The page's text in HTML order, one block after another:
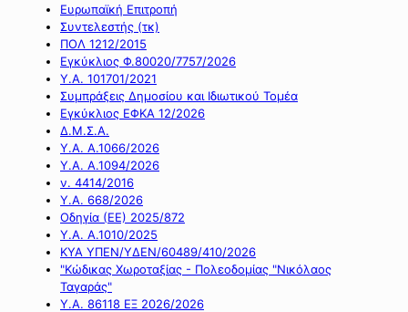
Ευρωπαϊκή Επιτροπή
Συντελεστής (τκ)
ΠΟΛ 1212/2015
Εγκύκλιος Φ.80020/7757/2026
Υ.Α. 101701/2021
Συμπράξεις Δημοσίου και Ιδιωτικού Τομέα
Εγκύκλιος ΕΦΚΑ 12/2026
Δ.Μ.Σ.Α.
Υ.Α. Α.1066/2026
Υ.Α. Α.1094/2026
ν. 4414/2016
Y.A. 668/2026
Οδηγία (ΕΕ) 2025/872
Υ.Α. Α.1010/2025
ΚΥΑ ΥΠΕΝ/ΥΔΕΝ/60489/410/2026
"Κώδικας Χωροταξίας - Πολεοδομίας "Νικόλαος
Ταγαράς"
Υ.Α. 86118 ΕΞ 2026/2026